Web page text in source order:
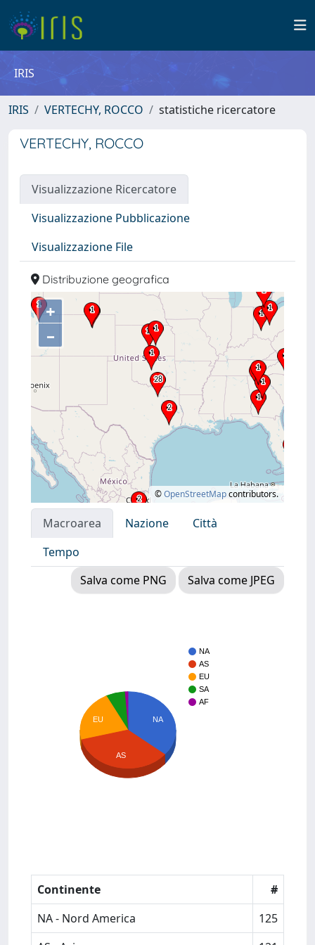
IRIS
IRIS VERTECHY, ROCCO statistiche ricercatore
VERTECHY, ROCCO
Visualizzazione Ricercatore
Visualizzazione Pubblicazione
Visualizzazione File
Distribuzione geografica
+
–
©OpenStreetMapcontributors.
Macroarea Nazione
Città
Tempo
Salva come PNG
Salva come JPEG
NA
AS
EU
SA
AF
NA
EU
AS
Continente
#
NA - Nord America
125